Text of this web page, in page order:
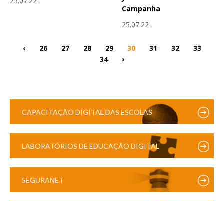
Campanha
25.07.22
‹ 26 27 28 29 30 31 32
33
34
›
CAPACITAÇÃO DIGITAL DAS ESCOLAS
LABORATÓRIOS DE EDUCAÇÃO DIGITAL
SEGURANET